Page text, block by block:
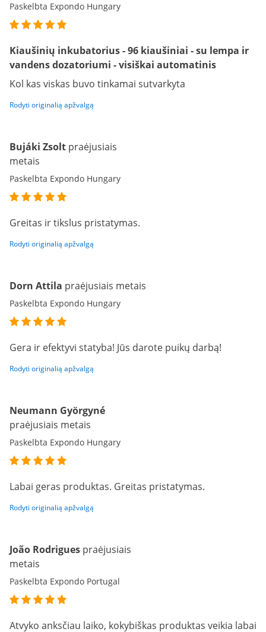
Paskelbta Expondo Hungary
Kiaušinių inkubatorius - 96 kiaušiniai - su lempa ir
vandens dozatoriumi - visiškai automatinis
Kol kas viskas buvo tinkamai sutvarkyta
Rodyti originalią apžvalgą
Bujáki Zsolt praėjusiais
metais
Paskelbta Expondo Hungary
Greitas ir tikslus pristatymas.
Rodyti originalią apžvalgą
Dorn Attila praėjusiais metais
Paskelbta Expondo Hungary
Gera ir efektyvi statyba! Jūs darote puikų darbą!
Rodyti originalią apžvalgą
Neumann Györgyné
praėjusiais metais
Paskelbta Expondo Hungary
Labai geras produktas. Greitas pristatymas.
Rodyti originalią apžvalgą
João Rodrigues praėjusiais
metais
Paskelbta Expondo Portugal
Atvyko anksčiau laiko, kokybiškas produktas veikia labai